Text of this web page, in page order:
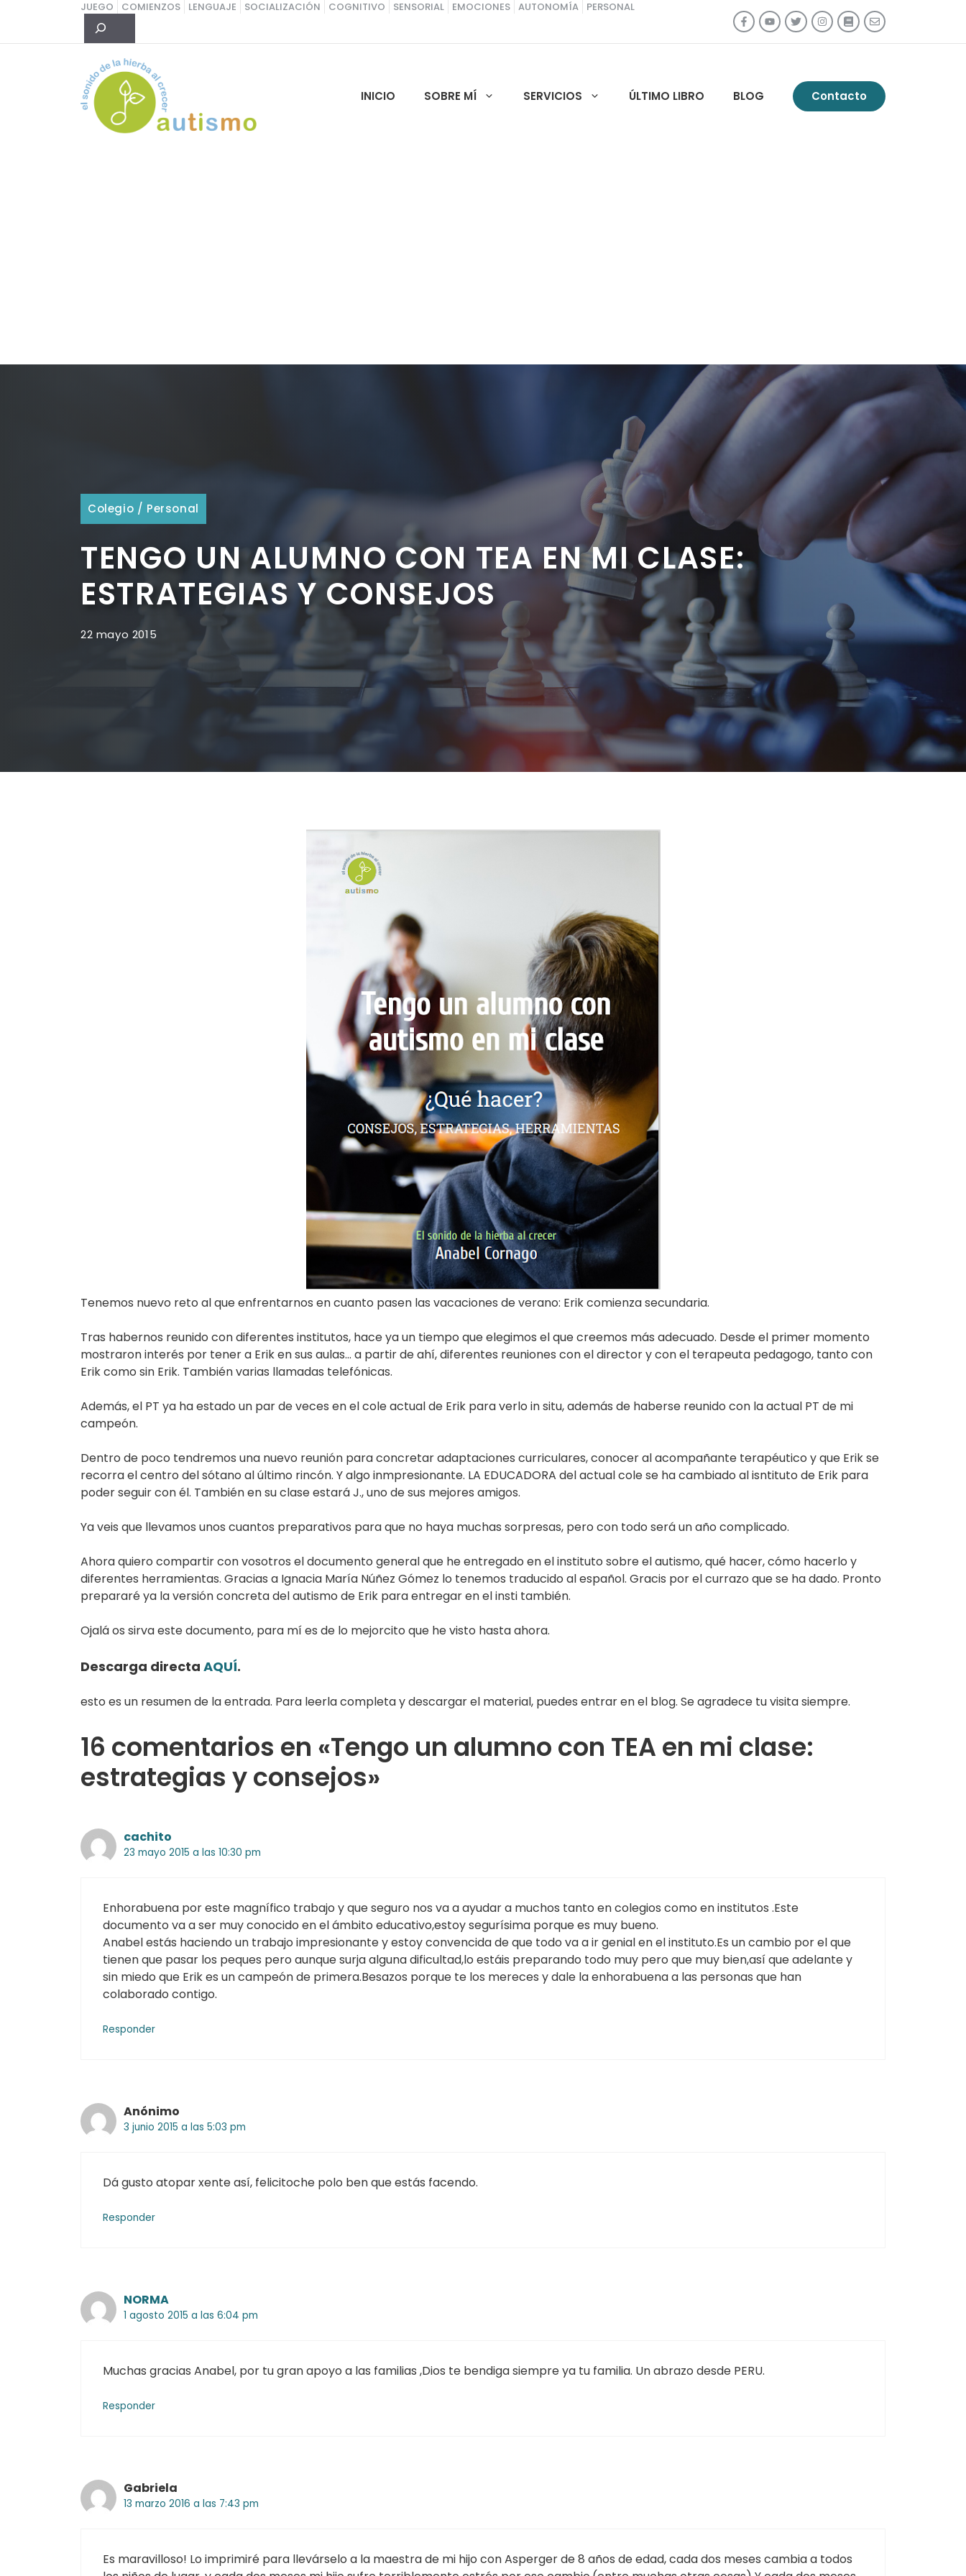
contenido
JUEGO COMIENZOS LENGUAJE SOCIALIZACIÓN COGNITIVO SENSORIAL EMOCIONES AUTONOMÍA PERSONAL
Buscar
INICIO SOBRE MÍ SERVICIOS ÚLTIMO LIBRO BLOG Contacto
Colegio / Personal
TENGO UN ALUMNO CON TEA EN MI CLASE:
ESTRATEGIAS Y CONSEJOS
22 mayo 2015
Tenemos nuevo reto al que enfrentarnos en cuanto pasen las vacaciones de verano: Erik comienza secundaria.
Tras habernos reunido con diferentes institutos, hace ya un tiempo que elegimos el que creemos más adecuado. Desde el primer momento
mostraron interés por tener a Erik en sus aulas… a partir de ahí, diferentes reuniones con el director y con el terapeuta pedagogo, tanto con
Erik como sin Erik. También varias llamadas telefónicas.
Además, el PT ya ha estado un par de veces en el cole actual de Erik para verlo in situ, además de haberse reunido con la actual PT de mi
campeón.
Dentro de poco tendremos una nuevo reunión para concretar adaptaciones curriculares, conocer al acompañante terapéutico y que Erik se
recorra el centro del sótano al último rincón. Y algo inmpresionante. LA EDUCADORA del actual cole se ha cambiado al isntituto de Erik para
poder seguir con él. También en su clase estará J., uno de sus mejores amigos.
Ya veis que llevamos unos cuantos preparativos para que no haya muchas sorpresas, pero con todo será un año complicado.
Ahora quiero compartir con vosotros el documento general que he entregado en el instituto sobre el autismo, qué hacer, cómo hacerlo y
diferentes herramientas. Gracias a Ignacia María Núñez Gómez lo tenemos traducido al español. Gracis por el currazo que se ha dado. Pronto
prepararé ya la versión concreta del autismo de Erik para entregar en el insti también.
Ojalá os sirva este documento, para mí es de lo mejorcito que he visto hasta ahora.
Descarga directa AQUÍ.
esto es un resumen de la entrada. Para leerla completa y descargar el material, puedes entrar en el blog. Se agradece tu visita siempre.
16 comentarios en «Tengo un alumno con TEA en mi clase:
estrategias y consejos»
cachito
23 mayo 2015 a las 10:30 pm
Enhorabuena por este magnífico trabajo y que seguro nos va a ayudar a muchos tanto en colegios como en institutos .Este
documento va a ser muy conocido en el ámbito educativo,estoy segurísima porque es muy bueno.
Anabel estás haciendo un trabajo impresionante y estoy convencida de que todo va a ir genial en el instituto.Es un cambio por el que
tienen que pasar los peques pero aunque surja alguna dificultad,lo estáis preparando todo muy pero que muy bien,así que adelante y
sin miedo que Erik es un campeón de primera.Besazos porque te los mereces y dale la enhorabuena a las personas que han
colaborado contigo.
Responder
Anónimo
3 junio 2015 a las 5:03 pm
Dá gusto atopar xente así, felicitoche polo ben que estás facendo.
Responder
NORMA
1 agosto 2015 a las 6:04 pm
Muchas gracias Anabel, por tu gran apoyo a las familias ,Dios te bendiga siempre ya tu familia. Un abrazo desde PERU.
Responder
Gabriela
13 marzo 2016 a las 7:43 pm
Es maravilloso! Lo imprimiré para llevárselo a la maestra de mi hijo con Asperger de 8 años de edad, cada dos meses cambia a todos